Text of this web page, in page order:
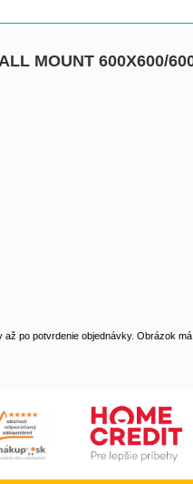
MOUNT 600X600/
po potvrdenie objednávky. Obrázok